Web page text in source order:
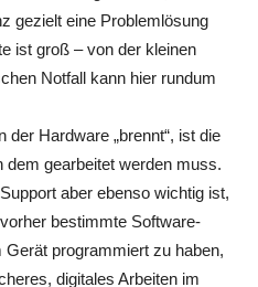
gezielt eine Problemlösung
ist groß – von der kleinen
Notfall kann hier rundum
Hardware „brennt“, ist die
dem gearbeitet werden muss.
aber ebenso wichtig ist,
bestimmte Software-
programmiert zu haben,
digitales Arbeiten im